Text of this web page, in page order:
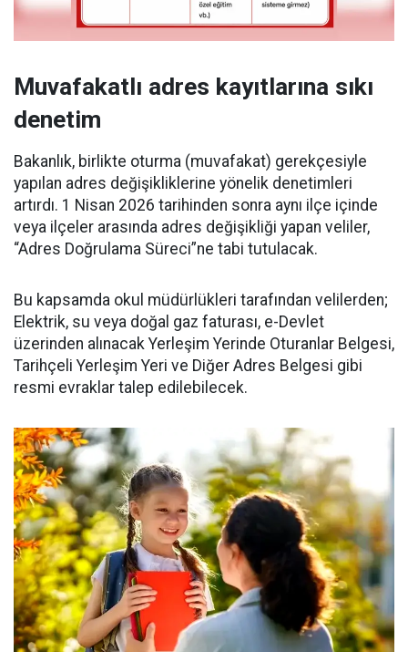
Muvafakatlı adres kayıtlarına sıkı
denetim
Bakanlık, birlikte oturma (muvafakat) gerekçesiyle
yapılan adres değişikliklerine yönelik denetimleri
artırdı. 1 Nisan 2026 tarihinden sonra aynı ilçe içinde
veya ilçeler arasında adres değişikliği yapan veliler,
“Adres Doğrulama Süreci”ne tabi tutulacak.
Bu kapsamda okul müdürlükleri tarafından velilerden;
Elektrik, su veya doğal gaz faturası, e-Devlet
üzerinden alınacak Yerleşim Yerinde Oturanlar Belgesi,
Tarihçeli Yerleşim Yeri ve Diğer Adres Belgesi gibi
resmi evraklar talep edilebilecek.